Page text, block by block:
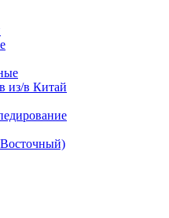
из/в Китай